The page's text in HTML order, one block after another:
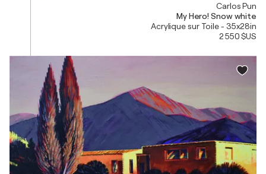
Carlos Pun
My Hero! Snow white
Acrylique sur Toile - 35x28in
2 550 $US